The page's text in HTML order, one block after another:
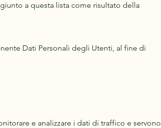
a questa lista come risultato della
Dati Personali degli Utenti, al fine di
e analizzare i dati di traffico e servono